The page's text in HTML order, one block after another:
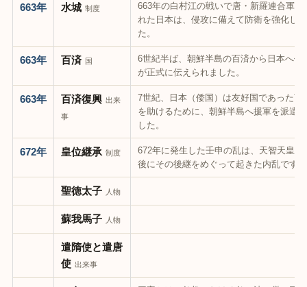
663年 水城 制度
663年の白村江の戦いで唐・新羅連合軍に
れた日本は、侵攻に備えて防衛を強化し
た。
663年 百済 国
6世紀半ば、朝鮮半島の百済から日本へ仏
が正式に伝えられました。
663年 百済復興 出来
事
7世紀、日本（倭国）は友好国であった百
を助けるために、朝鮮半島へ援軍を派遣
した。
672年 皇位継承 制度
672年に発生した壬申の乱は、天智天皇の
後にその後継をめぐって起きた内乱です。
聖徳太子 人物
蘇我馬子 人物
遣隋使と遣唐
使 出来事